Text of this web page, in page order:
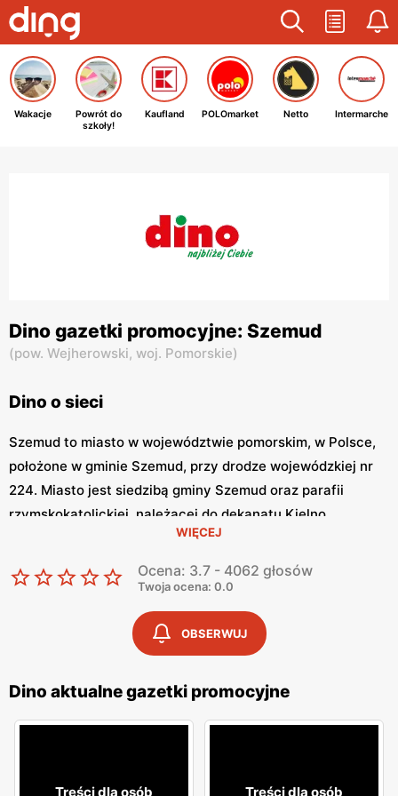
Wakacje
Powrót do
szkoły!
Kaufland POLOmarket Netto Intermarche
Dino gazetki promocyjne: Szemud
(pow. Wejherowski, woj. Pomorskie)
Dino o sieci
Szemud to miasto w województwie pomorskim, w Polsce,
położone w gminie Szemud, przy drodze wojewódzkiej nr
224. Miasto jest siedzibą gminy Szemud oraz parafii
rzymskokatolickiej, należącej do dekanatu Kielno,
archidiecezji gdańskiej. W miejscowości tej znajduje się
sklep Dino przy ulicy Wejherowska 67 A, który jest otwarty
od 6 rano do 22:30.
1900 placówek na terenie całego kraju. Sklepy oferują
szeroki wybór artykułów spożywczych, w tym świeże
zwierząt. Oprócz dużej obecności detalicznej, Dino
WIĘCEJ
Ocena: 3.7 - 4062 głosów
Twoja ocena: 0.0
OBSERWUJ
Dino aktualne gazetki promocyjne
Treści dla osób
Treści dla osób